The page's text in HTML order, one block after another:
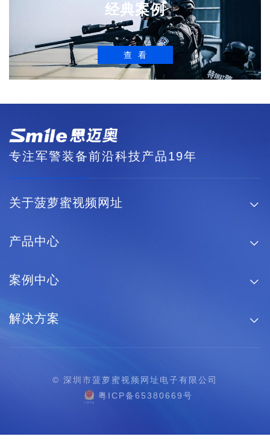
经典案例
查看
专注军警装备前沿科技产品19年
关于菠萝蜜视频网址 
产品中心 
案例中心 
解决方案 
© 深圳市菠萝蜜视频网址电子有限公司
粤ICP备65380669号